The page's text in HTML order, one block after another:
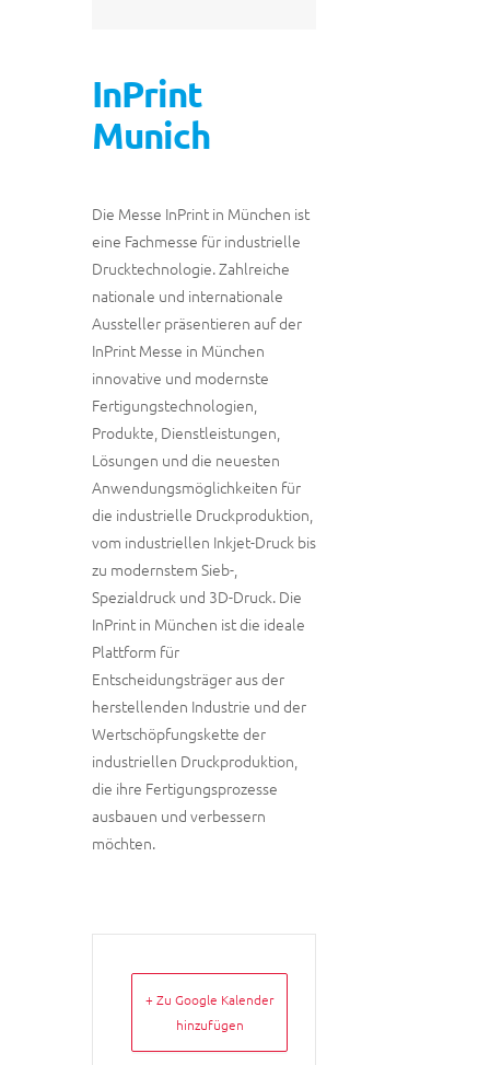
InPrint
Munich
Die Messe InPrint in München ist
eine Fachmesse für industrielle
Drucktechnologie. Zahlreiche
nationale und internationale
Aussteller präsentieren auf der
InPrint Messe in München
innovative und modernste
Fertigungstechnologien,
Produkte, Dienstleistungen,
Lösungen und die neuesten
Anwendungsmöglichkeiten für
die industrielle Druckproduktion,
vom industriellen Inkjet-Druck bis
zu modernstem Sieb-,
Spezialdruck und 3D-Druck. Die
InPrint in München ist die ideale
Plattform für
Entscheidungsträger aus der
herstellenden Industrie und der
Wertschöpfungskette der
industriellen Druckproduktion,
die ihre Fertigungsprozesse
ausbauen und verbessern
möchten.
+ Zu Google Kalender
hinzufügen